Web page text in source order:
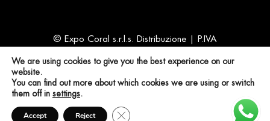
© Expo Coral s.r.l.s. Distribuzione | P.IVA
We are using cookies to give you the best experience on our
website.
You can find out more about which cookies we are using or switch
them off in settings.
Accept Reject Close GDPR Cookie Banner